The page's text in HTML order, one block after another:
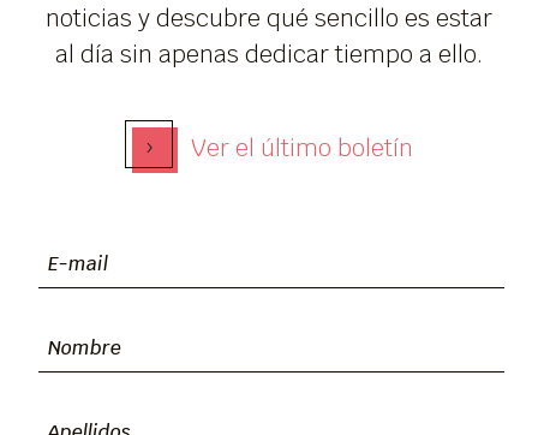
noticias y descubre qué sencillo es estar
al día sin apenas dedicar tiempo a ello.
› Ver el último boletín